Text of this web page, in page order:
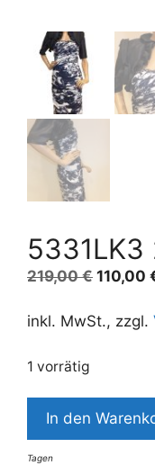
5331LK3
219,00€
war:
110,00
inkl. MwSt., zzgl.
1 vorrätig
5331LK3
2Teiler
Gr
In den
Tagen